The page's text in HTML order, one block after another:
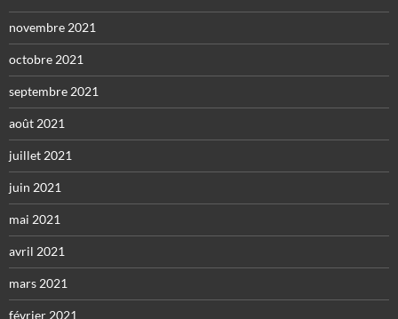
novembre 2021
octobre 2021
septembre 2021
août 2021
juillet 2021
juin 2021
mai 2021
avril 2021
mars 2021
février 2021